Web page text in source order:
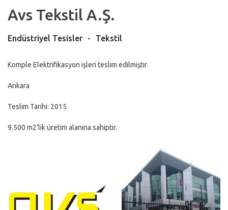
Avs Tekstil A.Ş.
Endüstriyel Tesisler - Tekstil
Komple Elektrifikasyon işleri teslim edilmiştir.
Ankara
Teslim Tarihi: 2015
9.500 m2’lik üretim alanına sahiptir.